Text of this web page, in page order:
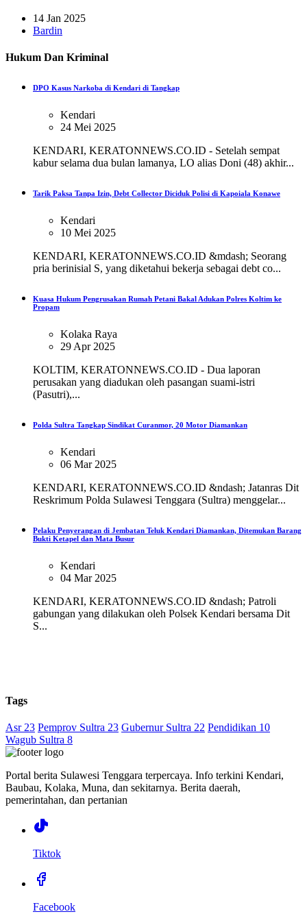
14 Jan 2025
Bardin
Hukum Dan Kriminal
DPO Kasus Narkoba di Kendari di Tangkap
Kendari
24 Mei 2025
KENDARI, KERATONNEWS.CO.ID - Setelah sempat
kabur selama dua bulan lamanya, LO alias Doni (48) akhir...
Tarik Paksa Tanpa Izin, Debt Collector Diciduk Polisi di Kapoiala Konawe
Kendari
10 Mei 2025
KENDARI, KERATONNEWS.CO.ID &mdash; Seorang
pria berinisial S, yang diketahui bekerja sebagai debt co...
Kuasa Hukum Pengrusakan Rumah Petani Bakal Adukan Polres Koltim ke
Propam
Kolaka Raya
29 Apr 2025
KOLTIM, KERATONNEWS.CO.ID - Dua laporan
perusakan yang diadukan oleh pasangan suami-istri
(Pasutri),...
Polda Sultra Tangkap Sindikat Curanmor, 20 Motor Diamankan
Kendari
06 Mar 2025
KENDARI, KERATONNEWS.CO.ID &ndash; Jatanras Dit
Reskrimum Polda Sulawesi Tenggara (Sultra) menggelar...
Pelaku Penyerangan di Jembatan Teluk Kendari Diamankan, Ditemukan Barang
Bukti Ketapel dan Mata Busur
Kendari
04 Mar 2025
KENDARI, KERATONNEWS.CO.ID &ndash; Patroli
gabungan yang dilakukan oleh Polsek Kendari bersama Dit
S...
Tags
Asr 23 Pemprov Sultra 23 Gubernur Sultra 22 Pendidikan 10
Wagub Sultra 8
Portal berita Sulawesi Tenggara terpercaya. Info terkini Kendari,
Baubau, Kolaka, Muna, dan sekitarnya. Berita daerah,
pemerintahan, dan pertanian
Tiktok
Facebook